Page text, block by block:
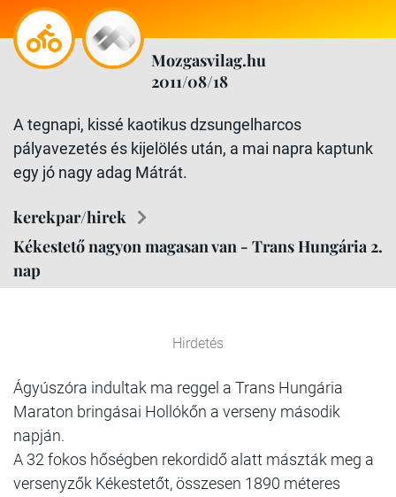
Mozgasvilag.hu
2011/08/18
A tegnapi, kissé kaotikus dzsungelharcos
pályavezetés és kijelölés után, a mai napra kaptunk
egy jó nagy adag Mátrát.
kerekpar/hirek
Kékestető nagyon magasan van - Trans Hungária 2.
nap
Hirdetés
Ágyúszóra indultak ma reggel a Trans Hungária
Maraton bringásai Hollókőn a verseny második
napján.
A 32 fokos hőségben rekordidő alatt mászták meg a
versenyzők Kékestetőt, összesen 1890 méteres